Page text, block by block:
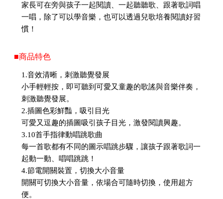
家長可在旁與孩子一起閱讀、一起聽聽歌、跟著歌詞唱
一唱，除了可以學音樂，也可以透過兒歌培養閱讀好習
慣！
■商品特色
1.音效清晰，刺激聽覺發展
小手輕輕按，即可聽到可愛又童趣的歌謠與音樂伴奏，
刺激聽覺發展。
2.插圖色彩鮮豔，吸引目光
可愛又逗趣的插圖吸引孩子目光，激發閱讀興趣。
3.10首手指律動唱跳歌曲
每一首歌都有不同的圖示唱跳步驟，讓孩子跟著歌詞一
起動一動、唱唱跳跳！
4.節電開關裝置，切換大小音量
開關可切換大小音量，依場合可隨時切換，使用超方
便。